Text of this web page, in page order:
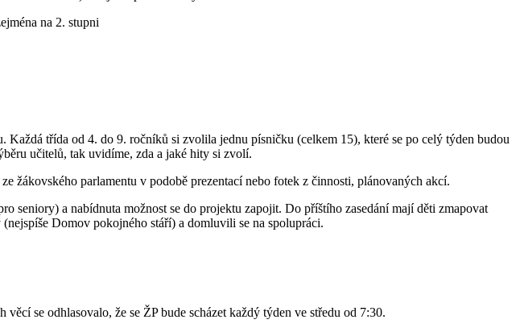
na 2. stupni
třída od 4. do 9. ročníků si zvolila jednu písničku (celkem 15), které se po celý týden budou
učitelů, tak uvidíme, zda a jaké hity si zvolí.
parlamentu v podobě prezentací nebo fotek z činnosti, plánovaných akcí.
seniory) a nabídnuta možnost se do projektu zapojit. Do příštího zasedání mají děti zmapovat
Domov pokojného stáří) a domluvili se na spolupráci.
se odhlasovalo, že se ŽP bude scházet každý týden ve středu od 7:30.